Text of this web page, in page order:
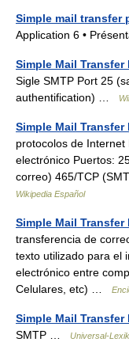
Simple mail transfer
Application 6 •
Simple Mail Transfer
Sigle SMTP Port 25
authentification) …
Simple Mail Transfer
protocolos de
electrónico Puertos:
correo) 465/TCP
Wikipedia Español
Simple Mail Transfer
transferencia de
texto utilizado para el
electrónico entre
Celulares, etc) …
Simple Mail Transfer
SMTP …
Universal-